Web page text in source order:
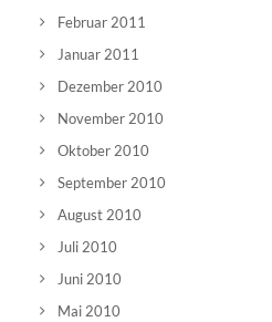
Februar 2011
Januar 2011
Dezember 2010
November 2010
Oktober 2010
September 2010
August 2010
Juli 2010
Juni 2010
Mai 2010